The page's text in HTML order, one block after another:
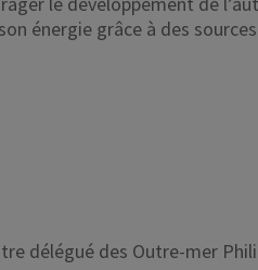
énergie grâce à des
délégué des Outre-mer